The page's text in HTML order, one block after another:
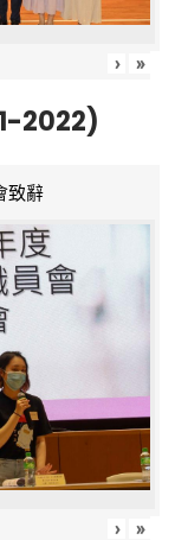
› »
2022)
致辭
› »